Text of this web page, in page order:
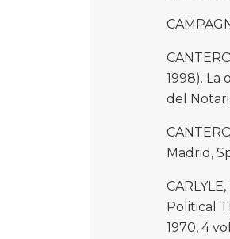
1998). La
del
Madrid,
Political
1970, 4